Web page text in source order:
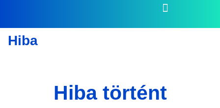
Hiba
Hiba történt